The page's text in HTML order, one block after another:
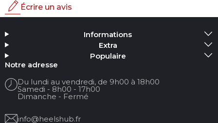
Écrire un avis
Ajouter un média
Votre nom :
Votre email
Titre de la revue
Informations
Extra
Populaire
Notre adresse
Du lundi au vendredi, de 9h00 à 18h00
Samedi - 8h00 - 17h00
Dimanche - Fermé
info@heelshub.fr